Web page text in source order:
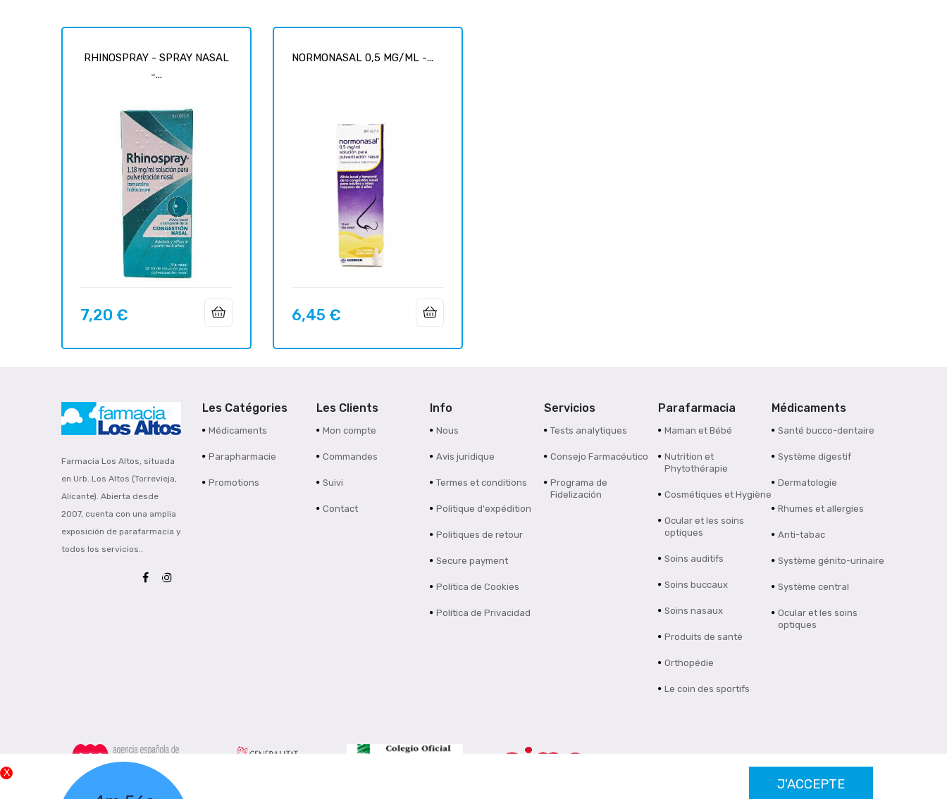
J'ACCEPTE
RHINOSPRAY - SPRAY NASAL
-...
Prix
7,20 €
NORMONASAL 0,5 MG/ML -...
Prix
6,45 €
Farmacia Los Altos, situada
en Urb. Los Altos (Torrevieja,
Alicante). Abierta desde
2007, cuenta con una amplia
exposición de parafarmacia y
todos los servicios..
Les Catégories
Médicaments
Parapharmacie
Promotions
Les Clients
Mon compte
Commandes
Suivi
Contact
Info
Nous
Avis juridique
Termes et conditions
Politique d'expédition
Politiques de retour
Secure payment
Política de Cookies
Política de Privacidad
Servicios
Tests analytiques
Consejo Farmacéutico
Programa de
Fidelización
Parafarmacia
Maman et Bébé
Nutrition et
Phytothérapie
Cosmétiques et Hygiène
Ocular et les soins
optiques
Soins auditifs
Soins buccaux
Soins nasaux
Produits de santé
Orthopédie
Le coin des sportifs
Médicaments
Santé bucco-dentaire
Système digestif
Dermatologie
Rhumes et allergies
Anti-tabac
Système génito-urinaire
Système central
Ocular et les soins
optiques